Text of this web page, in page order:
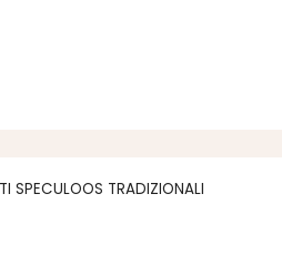
SPECULOOS TRADIZIONALI